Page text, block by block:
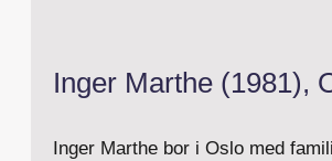
Inger Marthe (1981),
Inger Marthe bor i Oslo med